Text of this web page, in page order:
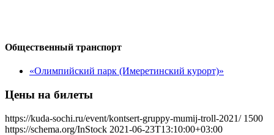
Общественный транспорт
«Олимпийский парк (Имеретинский курорт)»
Цены на билеты
https://kuda-sochi.ru/event/kontsert-gruppy-mumij-troll-2021/ 1500
https://schema.org/InStock 2021-06-23T13:10:00+03:00